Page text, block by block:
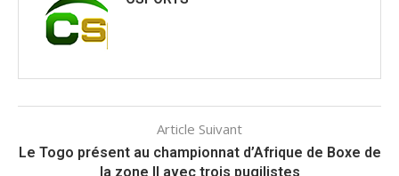
Article Suivant
Le Togo présent au championnat d’Afrique de Boxe de
la zone II avec trois pugilistes